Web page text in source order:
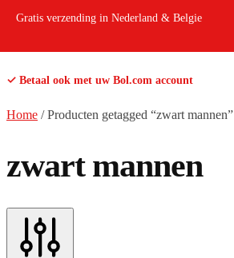
Gratis verzending in Nederland & Belgie
✓ Betaal ook met uw Bol.com account
Home /Producten getagged “zwart mannen”
zwart mannen